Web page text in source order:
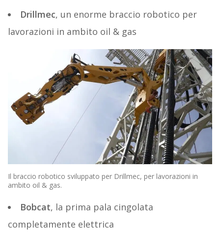
Drillmec, un enorme braccio robotico per
lavorazioni in ambito oil & gas
Il braccio robotico sviluppato per Drillmec, per lavorazioni in
ambito oil & gas.
Bobcat, la prima pala cingolata
completamente elettrica